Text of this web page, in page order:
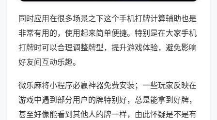
同时应用在很多场景之下这个手机打牌计算辅助也是
非常有用的，使用起来简单便捷。特别是在大家手机
打牌时可以合理调整牌型，提升游戏体验，避免影响
好友间互动乐趣。
微乐麻将小程序必赢神器免费安装；一些玩家反映在
游戏中遇到部分用户的牌特别好，总是能拿到好牌，
甚至好像能看到其他人的牌一样，由此怀疑是不是有